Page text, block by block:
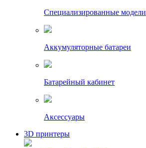
Специализированные модели
Аккумуляторные батареи
Батарейный кабинет
Аксессуары
3D принтеры